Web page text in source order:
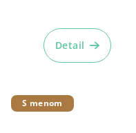
Detail
S menom